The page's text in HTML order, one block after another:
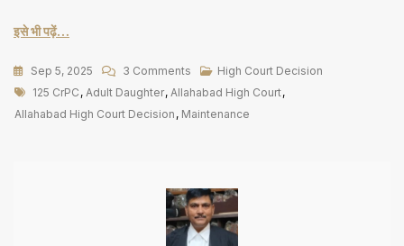
इसे भी पढ़ें…
Sep 5, 2025 3 Comments On
125
CrPC
बेटी
को
भरण-
High Court Decision
Tags
125 CrPC , Adult Daughter, Allahabad High Court,
Allahabad High Court Decision , Maintenance